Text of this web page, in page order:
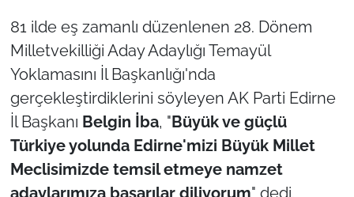
81 ilde eş zamanlı düzenlenen 28. Dönem
Milletvekilliği Aday Adaylığı Temayül
Yoklamasını İl Başkanlığı'nda
gerçekleştirdiklerini söyleyen AK Parti Edirne
İl Başkanı Belgin İba, "Büyük ve güçlü
Türkiye yolunda Edirne'mizi Büyük Millet
Meclisimizde temsil etmeye namzet
adaylarımıza başarılar diliyorum" dedi.
Politika
Flaş Haber
Dış Haberler
Magazin